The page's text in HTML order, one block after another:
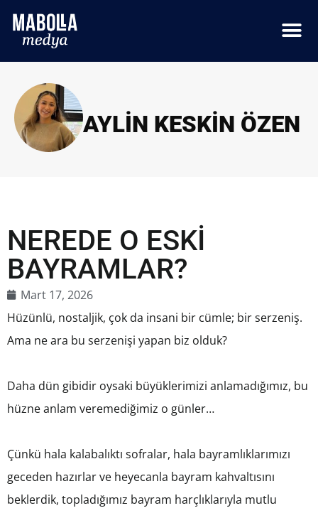
AYLIN KESKIN ÖZEN
NEREDE O ESKİ
BAYRAMLAR?
Mart 17, 2026
Hüzünlü, nostaljik, çok da insani bir cümle; bir serzeniş.
Ama ne ara bu serzenişi yapan biz olduk?
Daha dün gibidir oysaki büyüklerimizi anlamadığımız, bu
hüzne anlam veremediğimiz o günler…
Çünkü hala kalabalıktı sofralar, hala bayramlıklarımızı
geceden hazırlar ve heyecanla bayram kahvaltısını
beklerdik, topladığımız bayram harçlıklarıyla mutlu